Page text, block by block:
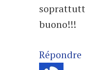
buono!!!
Répondre